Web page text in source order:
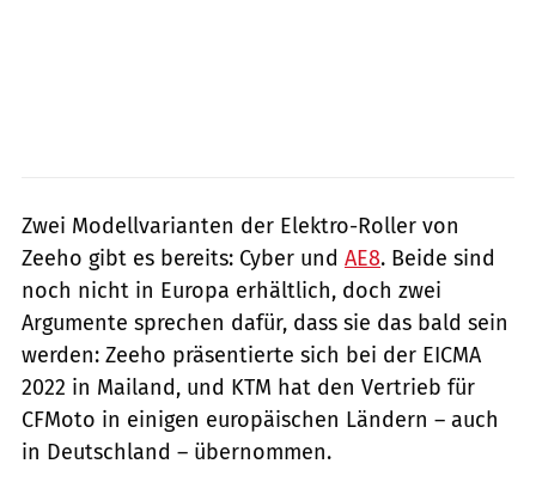
Zwei Modellvarianten der Elektro-Roller von
Zeeho gibt es bereits: Cyber und AE8. Beide sind
noch nicht in Europa erhältlich, doch zwei
Argumente sprechen dafür, dass sie das bald sein
werden: Zeeho präsentierte sich bei der EICMA
2022 in Mailand, und KTM hat den Vertrieb für
CFMoto in einigen europäischen Ländern – auch
in Deutschland – übernommen.